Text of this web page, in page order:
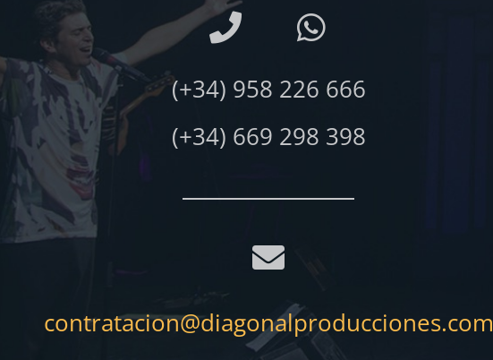
(+34) 958 226 666
(+34) 669 298 398
contratacion@diagonalproducciones.com